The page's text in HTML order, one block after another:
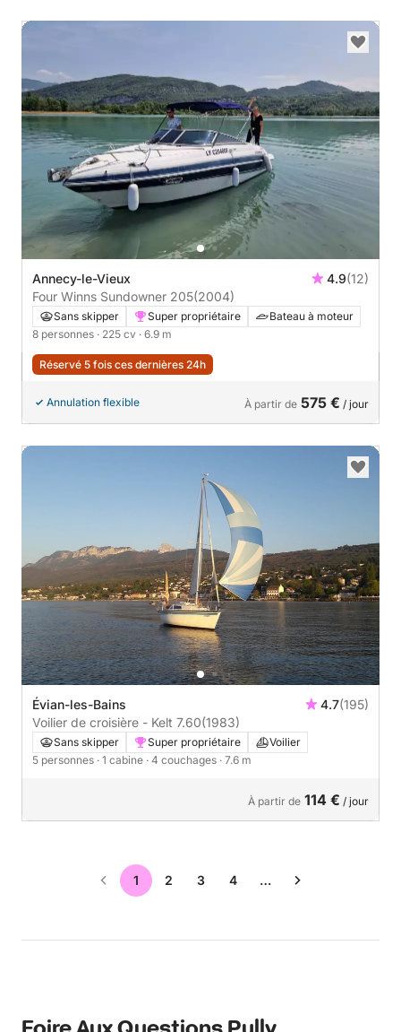
Annecy-le-Vieux 4.9(12)
Four Winns Sundowner 205(2004)
Sans skipper Super propriétaire
Bateau à moteur
8 personnes · 225 cv · 6.9 m
Réservé 5 fois ces dernières 24h
Annulation flexible À partir de 575 € / jour
Évian-les-Bains 4.7(195)
Voilier de croisière - Kelt 7.60(1983)
Sans skipper Super propriétaire
Voilier
5 personnes · 1 cabine · 4 couchages · 7.6 m
À partir de 114 € / jour
1 2 3 4 …